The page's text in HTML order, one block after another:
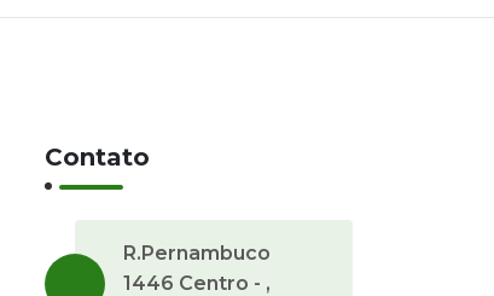
Contato
R.Pernambuco
1446 Centro - ,